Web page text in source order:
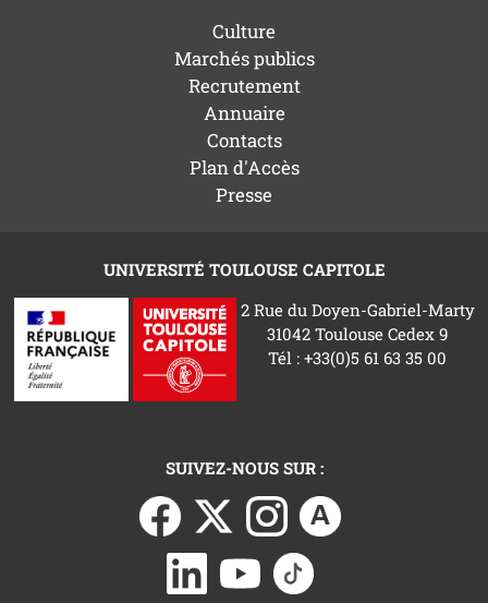
Culture
Marchés publics
Recrutement
Annuaire
Contacts
Plan d'Accès
Presse
UNIVERSITÉ TOULOUSE CAPITOLE
2 Rue du Doyen-Gabriel-Marty
31042 Toulouse Cedex 9
Tél : +33(0)5 61 63 35 00
SUIVEZ-NOUS SUR :